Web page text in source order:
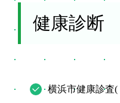
健康診断
横浜市健康診査